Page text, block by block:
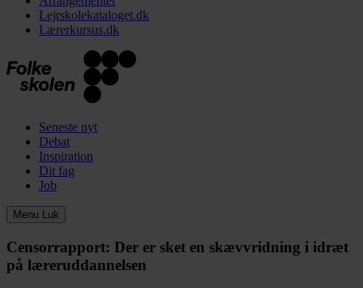
Lejrskolekataloget.dk
Lærerkursus.dk
Seneste nyt
Debat
Inspiration
Dit fag
Job
Menu Luk
Censorrapport: Der er sket en skævvridning i idræt
på læreruddannelsen